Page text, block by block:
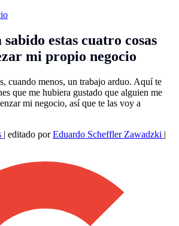
estas cuatro cosas
mi propio negocio
cuando menos, un trabajo arduo. Aquí te
que me hubiera gustado que alguien me
mi negocio, así que te las voy a
| editado porEduardo Scheffler Zawadzki |